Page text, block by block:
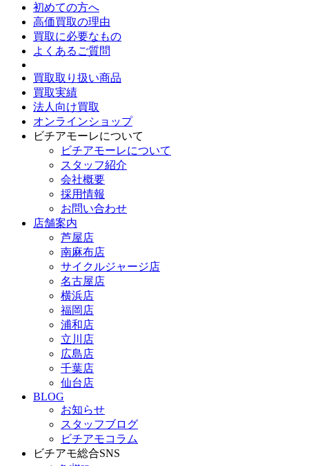
初めての方へ
高価買取の理由
買取に必要なもの
よくあるご質問
買取取り扱い商品
買取実績
法人向け買取
オンラインショップ
ビチアモーレについて
ビチアモーレについて
スタッフ紹介
会社概要
採用情報
お問い合わせ
店舗案内
芦屋店
南麻布店
サイクルジャージ店
名古屋店
横浜店
福岡店
浦和店
立川店
広島店
千葉店
仙台店
BLOG
お知らせ
スタッフブログ
ビチアモコラム
ビチアモ総合SNS